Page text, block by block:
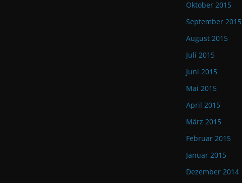
Oktober 2015
September 2015
August 2015
Juli 2015
Juni 2015
Mai 2015
April 2015
März 2015
Februar 2015
Januar 2015
Dezember 2014